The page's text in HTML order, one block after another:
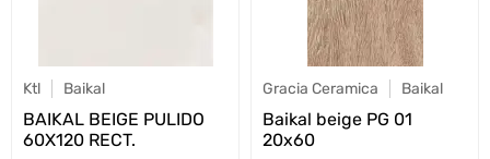
Ktl Baikal
BAIKAL BEIGE PULIDO
60X120 RECT.
Gracia Ceramica Baikal
Baikal beige PG 01
20х60